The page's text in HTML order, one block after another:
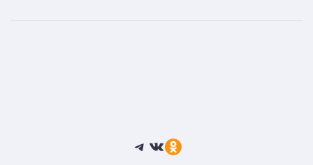
Telegram
ВКонтакте
Ссылка